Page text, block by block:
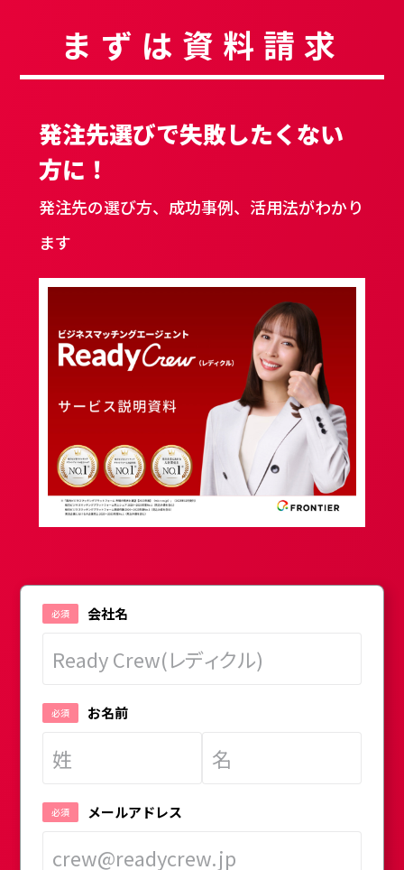
まずは資料請求
発注先選びで失敗したくない
方に！
発注先の選び方、成功事例、活用法がわかり
ます
会社名
お名前
メールアドレス